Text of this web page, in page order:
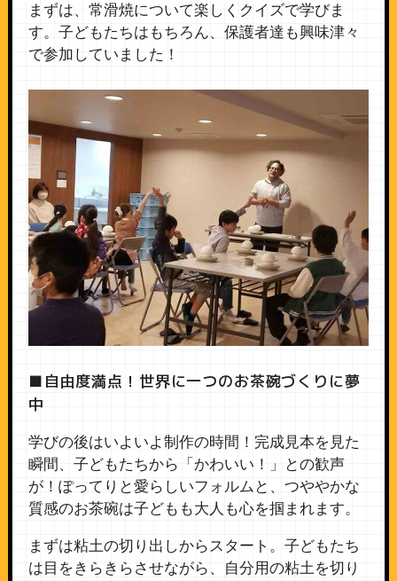
まずは、常滑焼について楽しくクイズで学びま
す。子どもたちはもちろん、保護者達も興味津々
で参加していました！
■自由度満点！世界に一つのお茶碗づくりに夢
中
学びの後はいよいよ制作の時間！完成見本を見た
瞬間、子どもたちから「かわいい！」との歓声
が！ぽってりと愛らしいフォルムと、つややかな
質感のお茶碗は子どもも大人も心を掴まれます。
まずは粘土の切り出しからスタート。子どもたち
は目をきらきらさせながら、自分用の粘土を切り